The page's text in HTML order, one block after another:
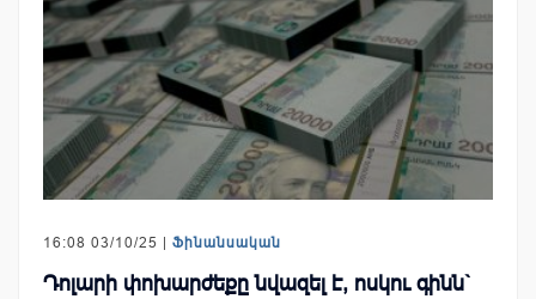
16:08 03/10/25 | Ֆինանսական
Դոլարի փոխարժեքը նվազել է, ոսկու գինն`